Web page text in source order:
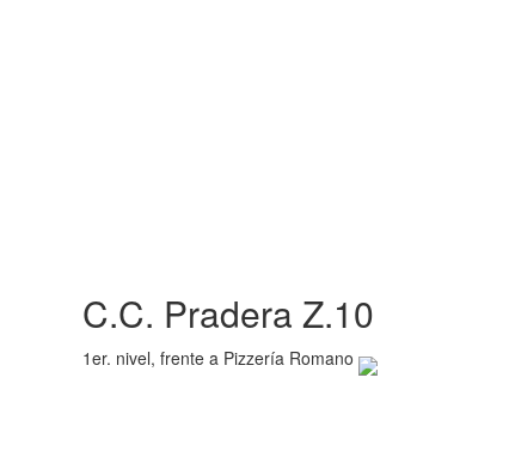
C.C. Pradera Z.10
1er. nivel, frente a Pizzería Romano